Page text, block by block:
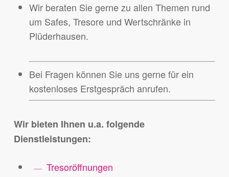
Wir beraten Sie gerne zu allen Themen rund
um Safes, Tresore und Wertschränke in
Plüderhausen.
Bei Fragen können Sie uns gerne für ein
kostenloses Erstgespräch anrufen.
Wir bieten Ihnen u.a. folgende
Dienstleistungen:
Tresoröffnungen